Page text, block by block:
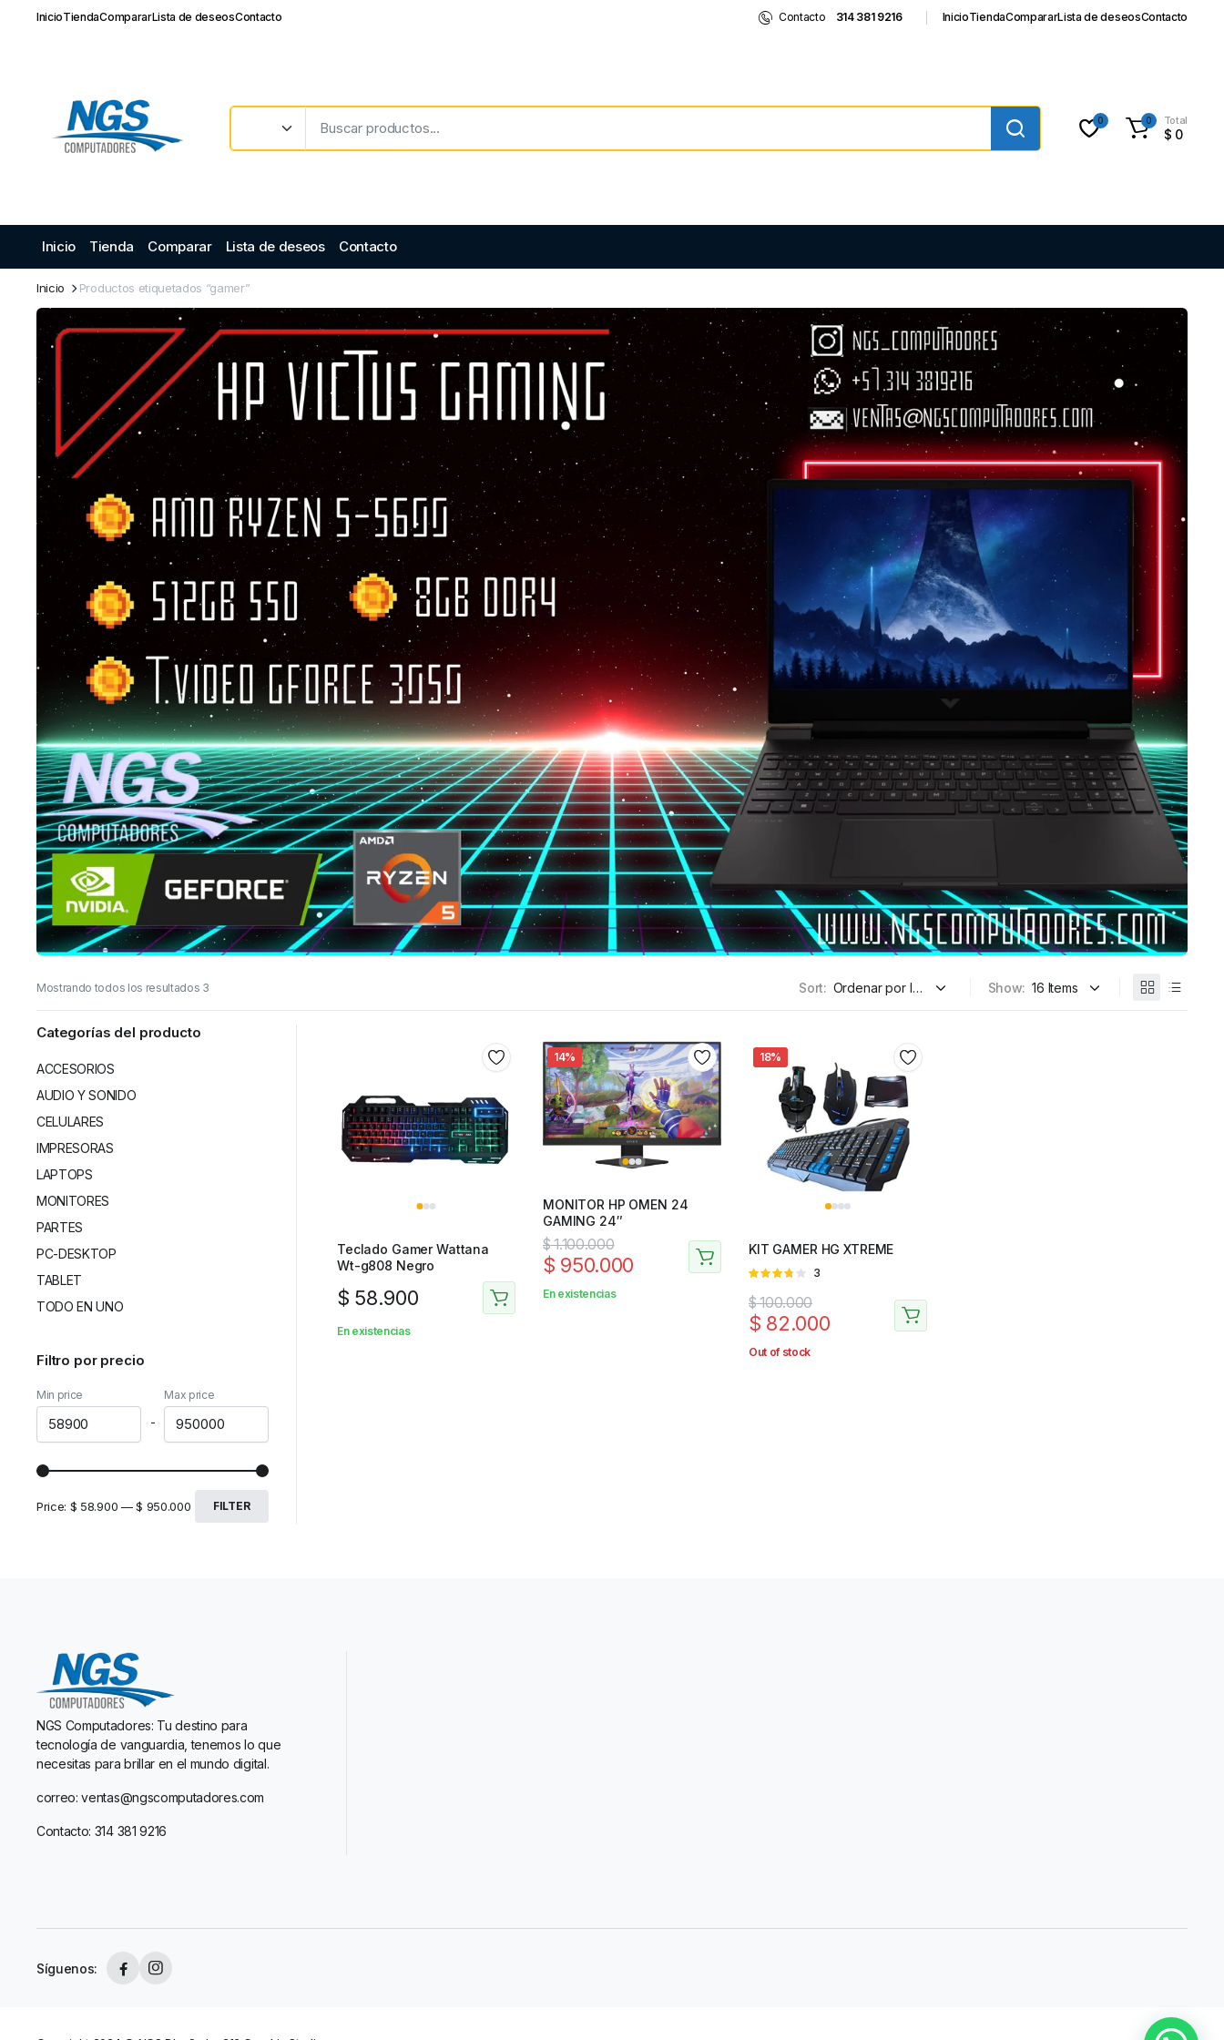
InicioTiendaCompararLista de deseosContacto Contacto 314 381 9216 InicioTiendaCompararLista de deseosContacto
0 0 Total
$ 0
Inicio Tienda Comparar Lista de deseos Contacto
Inicio Productos etiquetados “gamer”
Mostrando todos los resultados 3 Sort: Show:
Teclado Gamer Wattana
Wt-g808 Negro
$ 58.900
En existencias
14%
MONITOR HP OMEN 24
GAMING 24″
$1.100.000
$ 950.000
En existencias
18%
KIT GAMER HG XTREME
Valorado
de 5
3
$100.000
$ 82.000
Out of stock
Categorías del producto
ACCESORIOS
AUDIO Y SONIDO
CELULARES
IMPRESORAS
LAPTOPS
MONITORES
PARTES
PC-DESKTOP
TABLET
TODO EN UNO
Filtro por precio
Min price
-
Max price
FILTER
Price: $ 58.900 —$ 950.000
NGS Computadores: Tu destino para
tecnología de vanguardia, tenemos lo que
necesitas para brillar en el mundo digital.
correo: ventas@ngscomputadores.com
Contacto: 314 381 9216
Síguenos: